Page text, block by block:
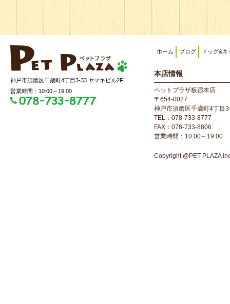
神戸市須磨区千歳町4丁目3-33 ヤマキビル2F
営業時間：10:00～19:00
ホーム ブログ ドッグ&キ
本店情報
ペットプラザ板宿本店
〒654-0027
神戸市須磨区千歳町4丁目
TEL：078-733-8777
FAX：078-733-8806
営業時間：10:00～19:00
Copyright.@PET PLAZA